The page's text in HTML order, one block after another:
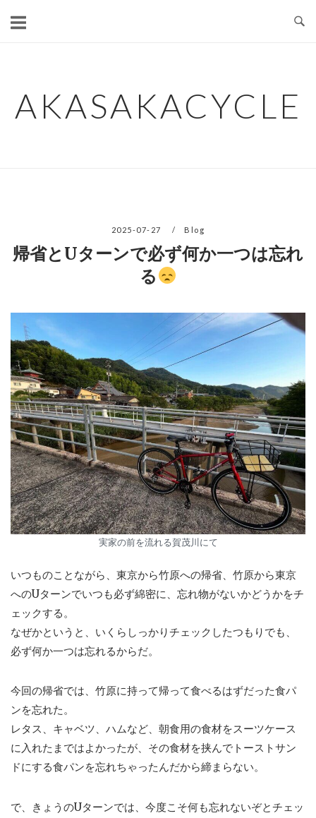
AKASAKACYCLE
2025-07-27 Blog
帰省とUターンで必ず何か一つは忘れ
る
実家の前を流れる賀茂川にて
いつものことながら、東京から竹原への帰省、竹原から東京
へのUターンでいつも必ず綿密に、忘れ物がないかどうかをチ
ェックする。
なぜかというと、いくらしっかりチェックしたつもりでも、
必ず何か一つは忘れるからだ。
今回の帰省では、竹原に持って帰って食べるはずだった食パ
ンを忘れた。
レタス、キャベツ、ハムなど、朝食用の食材をスーツケース
に入れたまではよかったが、その食材を挟んでトーストサン
ドにする食パンを忘れちゃったんだから締まらない。
で、きょうのUターンでは、今度こそ何も忘れないぞとチェッ